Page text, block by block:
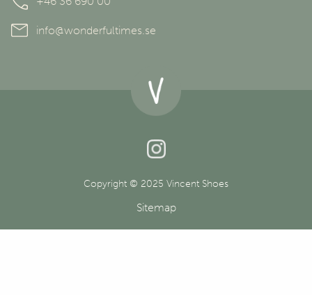
info@wonderfultimes.se
Copyright © 2025 Vincent Shoes
Sitemap